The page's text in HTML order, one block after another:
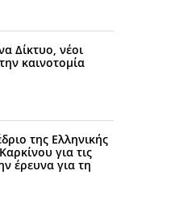
Δίκτυο, νέοι
καινοτομία
της Ελληνικής
για τις
έρευνα για τη